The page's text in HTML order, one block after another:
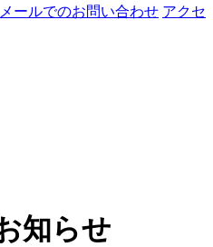
メールでのお問い合わせ アクセ
知らせ